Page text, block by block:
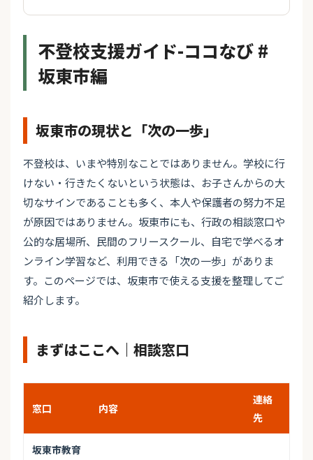
不登校支援ガイド-ココなび #
坂東市編
坂東市の現状と「次の一歩」
不登校は、いまや特別なことではありません。学校に行
けない・行きたくないという状態は、お子さんからの大
切なサインであることも多く、本人や保護者の努力不足
が原因ではありません。坂東市にも、行政の相談窓口や
公的な居場所、民間のフリースクール、自宅で学べるオ
ンライン学習など、利用できる「次の一歩」がありま
す。このページでは、坂東市で使える支援を整理してご
紹介します。
まずはここへ｜相談窓口
窓口 内容
連絡
先
坂東市教育